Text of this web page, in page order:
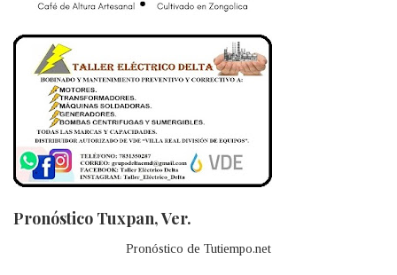
Pronóstico Tuxpan, Ver.
Pronóstico de Tutiempo.net